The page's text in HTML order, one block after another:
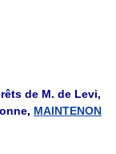
de M. de Levi,
, MAINTENON